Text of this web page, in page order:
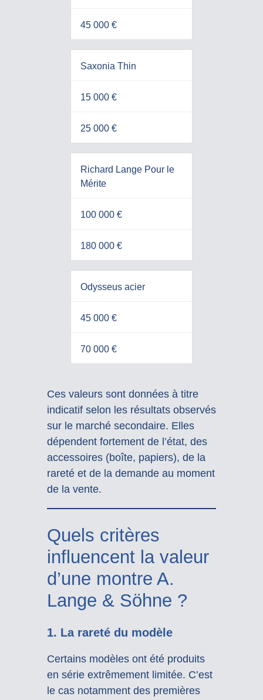
45 000 €
Saxonia Thin
15 000 €
25 000 €
Richard Lange Pour le
Mérite
100 000 €
180 000 €
Odysseus acier
45 000 €
70 000 €
Ces valeurs sont données à titre
indicatif selon les résultats observés
sur le marché secondaire. Elles
dépendent fortement de l’état, des
accessoires (boîte, papiers), de la
rareté et de la demande au moment
de la vente.
Quels critères
influencent la valeur
d’une montre A.
Lange & Söhne ?
1. La rareté du modèle
Certains modèles ont été produits
en série extrêmement limitée. C’est
le cas notamment des premières